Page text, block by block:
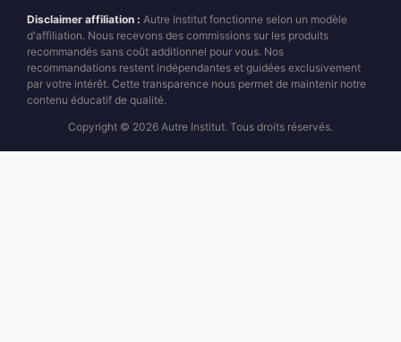
Disclaimer affiliation : Autre Institut fonctionne selon un modèle
d'affiliation. Nous recevons des commissions sur les produits
recommandés sans coût additionnel pour vous. Nos
recommandations restent indépendantes et guidées exclusivement
par votre intérêt. Cette transparence nous permet de maintenir notre
contenu éducatif de qualité.
Copyright © 2026 Autre Institut. Tous droits réservés.